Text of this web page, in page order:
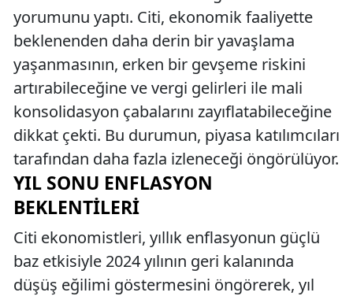
yorumunu yaptı. Citi, ekonomik faaliyette
beklenenden daha derin bir yavaşlama
yaşanmasının, erken bir gevşeme riskini
artırabileceğine ve vergi gelirleri ile mali
konsolidasyon çabalarını zayıflatabileceğine
dikkat çekti. Bu durumun, piyasa katılımcıları
tarafından daha fazla izleneceği öngörülüyor.
YIL SONU ENFLASYON
BEKLENTILERI
Citi ekonomistleri, yıllık enflasyonun güçlü
baz etkisiyle 2024 yılının geri kalanında
düşüş eğilimi göstermesini öngörerek, yıl